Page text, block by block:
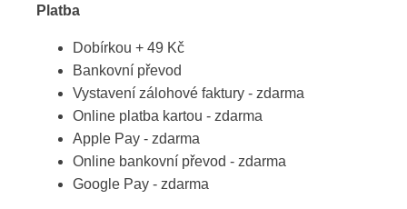
Platba
Dobírkou + 49 Kč
Bankovní převod
Vystavení zálohové faktury - zdarma
Online platba kartou - zdarma
Apple Pay - zdarma
Online bankovní převod - zdarma
Google Pay - zdarma